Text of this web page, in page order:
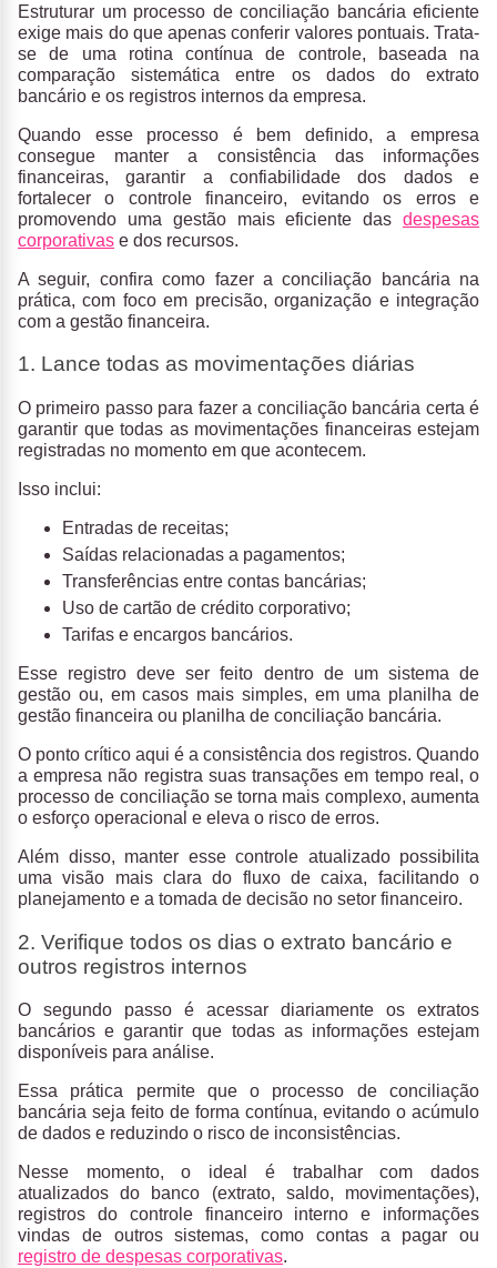
Estruturar um processo de conciliação bancária eficiente
exige mais do que apenas conferir valores pontuais. Trata-
se de uma rotina contínua de controle, baseada na
comparação sistemática entre os dados do extrato
bancário e os registros internos da empresa.
Quando esse processo é bem definido, a empresa
consegue manter a consistência das informações
financeiras, garantir a confiabilidade dos dados e
fortalecer o controle financeiro, evitando os erros e
promovendo uma gestão mais eficiente das despesas
corporativas e dos recursos.
A seguir, confiracomo fazer a conciliação bancária na
prática, com foco em precisão, organização e integração
com a gestão financeira.
1. Lance todas as movimentações diárias
O primeiro passo para fazer a conciliação bancária certa é
garantir que todas as movimentações financeiras estejam
registradas no momento em que acontecem.
Isso inclui:
Entradas de receitas;
Saídas relacionadas a pagamentos;
Transferências entre contas bancárias;
Uso de cartão de crédito corporativo;
Tarifas e encargos bancários.
Esse registro deve ser feito dentro de um sistema de
gestão ou, em casos mais simples, em uma planilha de
gestão financeira ou planilha de conciliação bancária.
O ponto crítico aqui é a consistência dos registros. Quando
a empresa não registra suas transações em tempo real, o
processo de conciliação se torna mais complexo, aumenta
o esforço operacional e eleva o risco de erros.
Além disso, manter esse controle atualizado possibilita
umavisão mais clara do fluxo de caixa, facilitando o
planejamento e a tomada de decisão no setor financeiro.
2. Verifique todos os dias o extrato bancário e
outros registros internos
O segundo passo é acessar diariamente os extratos
bancáriosegarantir que todas as informações estejam
disponíveis para análise.
Essa prática permite que o processo de conciliação
bancária seja feito de forma contínua, evitando o acúmulo
de dados e reduzindo o risco de inconsistências.
Nesse momento, o ideal é trabalhar com dados
atualizados do banco (extrato, saldo, movimentações),
registros do controle financeiro interno e informações
vindas de outros sistemas, como contas a pagar ou
registro de despesas corporativas.